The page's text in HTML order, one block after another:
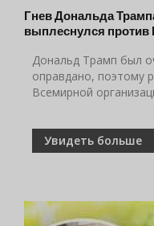
Гнев Дональда
выплеснулся
Дональд Трамп был
оправдано, поэтому
Всемирной
Увидеть больше